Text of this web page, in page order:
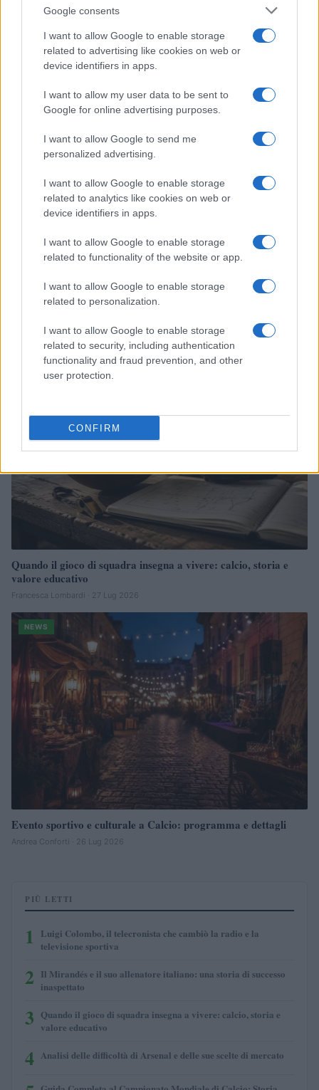
Google consents
I want to allow Google to enable storage
related to advertising like cookies on web or
device identifiers in apps.
I want to allow my user data to be sent to
Google for online advertising purposes.
I want to allow Google to send me
personalized advertising.
I want to allow Google to enable storage
related to analytics like cookies on web or
device identifiers in apps.
I want to allow Google to enable storage
related to functionality of the website or app.
I want to allow Google to enable storage
related to personalization.
I want to allow Google to enable storage
related to security, including authentication
functionality and fraud prevention, and other
user protection.
CONFIRM
Continua a leggere
NEWS
CSI Bergamo: Tra Corsi, Eventi e Protezione dei Dati
Francesca Lombardi · 29 Lug 2026
NEWS
Quando il gioco di squadra insegna a vivere: calcio, storia e
valore educativo
Francesca Lombardi · 27 Lug 2026
NEWS
Evento sportivo e culturale a Calcio: programma e dettagli
Andrea Conforti · 26 Lug 2026
PIÙ LETTI
1
Luigi Colombo, il telecronista che cambiò la radio e la
televisione sportiva
2 Il Mirandés e il suo allenatore italiano: una storia di successo
inaspettato
3 Quando il gioco di squadra insegna a vivere: calcio, storia e
valore educativo
4 Analisi delle difficoltà di Arsenal e delle sue scelte di mercato